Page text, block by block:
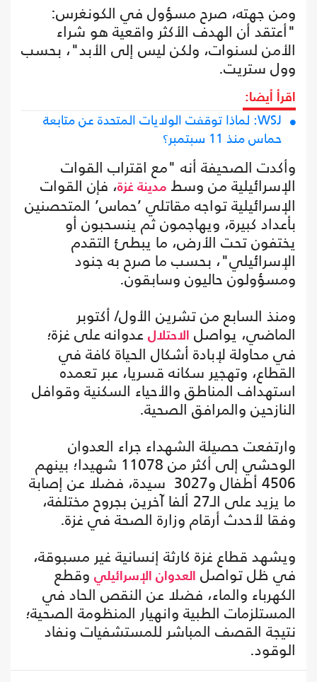
ومن جهته، صرح مسؤول في الكونغرس:
"أعتقد أن الهدف الأكثر واقعية هو شراء
الأمن لسنوات، ولكن ليس إلى الأبد"، بحسب
وول ستريت.
اقرأ أيضا:
WSJ: لماذا توقفت الولايات المتحدة عن متابعة
حماس منذ 11 سبتمبر؟
وأكدت الصحيفة أنه "مع اقتراب القوات
الإسرائيلية من وسط مدينة غزة، فإن القوات
الإسرائيلية تواجه مقاتلي ’حماس’ المتحصنين
بأعداد كبيرة، ويهاجمون ثم ينسحبون أو
يختفون تحت الأرض، ما يبطئ التقدم
الإسرائيلي"، بحسب ما صرح به جنود
ومسؤولون حاليون وسابقون.
ومنذ السابع من تشرين الأول/ أكتوبر
الماضي، يواصل الاحتلال عدوانه على غزة؛
في محاولة لإبادة أشكال الحياة كافة في
القطاع، وتهجير سكانه قسريا، عبر تعمده
استهداف المناطق والأحياء السكنية وقوافل
النازحين والمرافق الصحية.
وارتفعت حصيلة الشهداء جراء العدوان
الوحشي إلى أكثر من 11078 شهيدا؛ بينهم
4506 أطفال و3027 سيدة، فضلا عن إصابة
ما يزيد على الـ27 ألفا آخرين بجروح مختلفة،
وفقا لأحدث أرقام وزارة الصحة في غزة.
ويشهد قطاع غزة كارثة إنسانية غير مسبوقة،
في ظل تواصل العدوان الإسرائيلي وقطع
الكهرباء والماء، فضلا عن النقص الحاد في
المستلزمات الطبية وانهيار المنظومة الصحية؛
نتيجة القصف المباشر للمستشفيات ونفاد
الوقود.